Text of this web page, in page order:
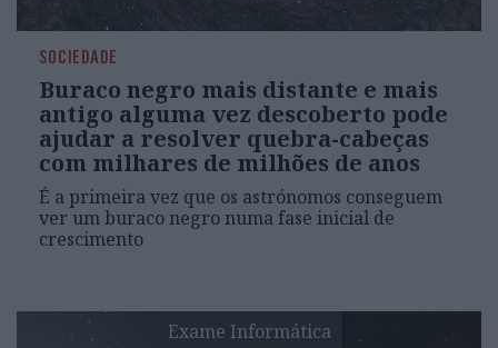
SOCIEDADE
Buraco negro mais distante e mais
antigo alguma vez descoberto pode
ajudar a resolver quebra-cabeças
com milhares de milhões de anos
É a primeira vez que os astrónomos conseguem
ver um buraco negro numa fase inicial de
crescimento
Exame Informática